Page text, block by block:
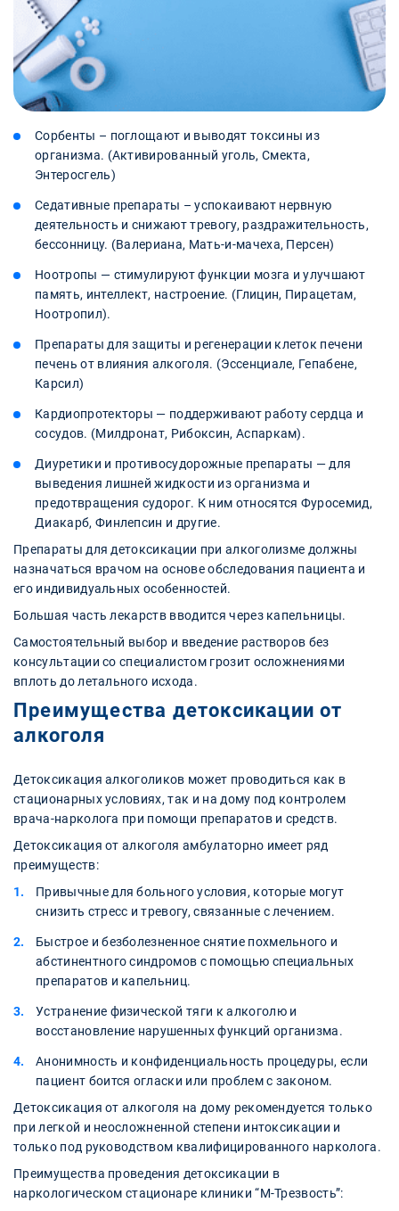
Сорбенты – поглощают и выводят токсины из
организма. (Активированный уголь, Смекта,
Энтеросгель)
Седативные препараты – успокаивают нервную
деятельность и снижают тревогу, раздражительность,
бессонницу. (Валериана, Мать-и-мачеха, Персен)
Ноотропы — стимулируют функции мозга и улучшают
память, интеллект, настроение. (Глицин, Пирацетам,
Ноотропил).
Препараты для защиты и регенерации клеток печени
печень от влияния алкоголя. (Эссенциале, Гепабене,
Карсил)
Кардиопротекторы — поддерживают работу сердца и
сосудов. (Милдронат, Рибоксин, Аспаркам).
Диуретики и противосудорожные препараты — для
выведения лишней жидкости из организма и
предотвращения судорог. К ним относятся Фуросемид,
Диакарб, Финлепсин и другие.
Препараты для детоксикации при алкоголизме должны
назначаться врачом на основе обследования пациента и
его индивидуальных особенностей.
Большая часть лекарств вводится через капельницы.
Самостоятельный выбор и введение растворов без
консультации со специалистом грозит осложнениями
вплоть до летального исхода.
Преимущества детоксикации от
алкоголя
Детоксикация алкоголиков может проводиться как в
стационарных условиях, так и на дому под контролем
врача-нарколога при помощи препаратов и средств.
Детоксикация от алкоголя амбулаторно имеет ряд
преимуществ:
Привычные для больного условия, которые могут
снизить стресс и тревогу, связанные с лечением.
Быстрое и безболезненное снятие похмельного и
абстинентного синдромов с помощью специальных
препаратов и капельниц.
Устранение физической тяги к алкоголю и
восстановление нарушенных функций организма.
Анонимность и конфиденциальность процедуры, если
пациент боится огласки или проблем с законом.
Детоксикация от алкоголя на дому рекомендуется только
при легкой и неосложненной степени интоксикации и
только под руководством квалифицированного нарколога.
Преимущества проведения детоксикации в
наркологическом стационаре клиники “М-Трезвость”: